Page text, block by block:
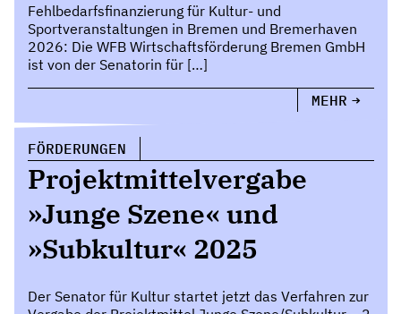
Fehlbedarfsfinanzierung für Kultur- und
Sportveranstaltungen in Bremen und Bremerhaven
2026: Die WFB Wirtschaftsförderung Bremen GmbH
ist von der Senatorin für […]
MEHR
FÖRDERUNGEN
Projektmittelvergabe
»Junge Szene« und
»Subkultur« 2025
Der Senator für Kultur startet jetzt das Verfahren zur